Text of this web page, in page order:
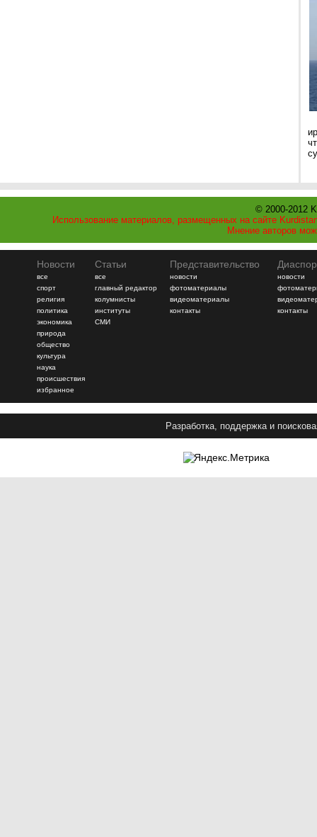
© 2000-2012
Использование материалов, размещенных на сайте
Мнение авторов
Новости
все
спорт
религия
политика
экономика
природа
общество
культура
наука
происшествия
избранное
Статьи
все
главный редактор
колумнисты
институты
СМИ
Представительство
новости
фотоматериалы
видеоматериалы
контакты
новости
контакты
Разработка, поддержка и